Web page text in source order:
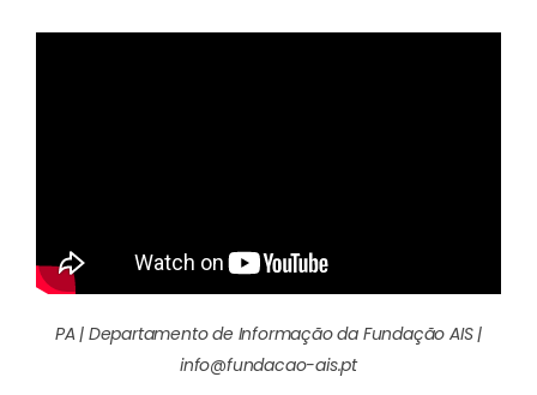
PA | Departamento de Informação da Fundação AIS |
info@fundacao-ais.pt